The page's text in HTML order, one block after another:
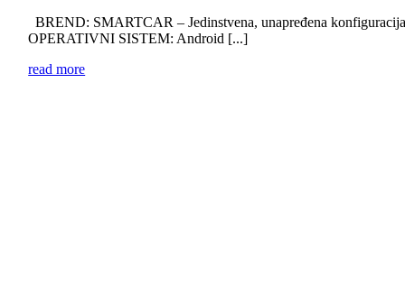
BREND: SMARTCAR – Jedinstvena, unapređena
OPERATIVNI SISTEM: Android [...]
read more